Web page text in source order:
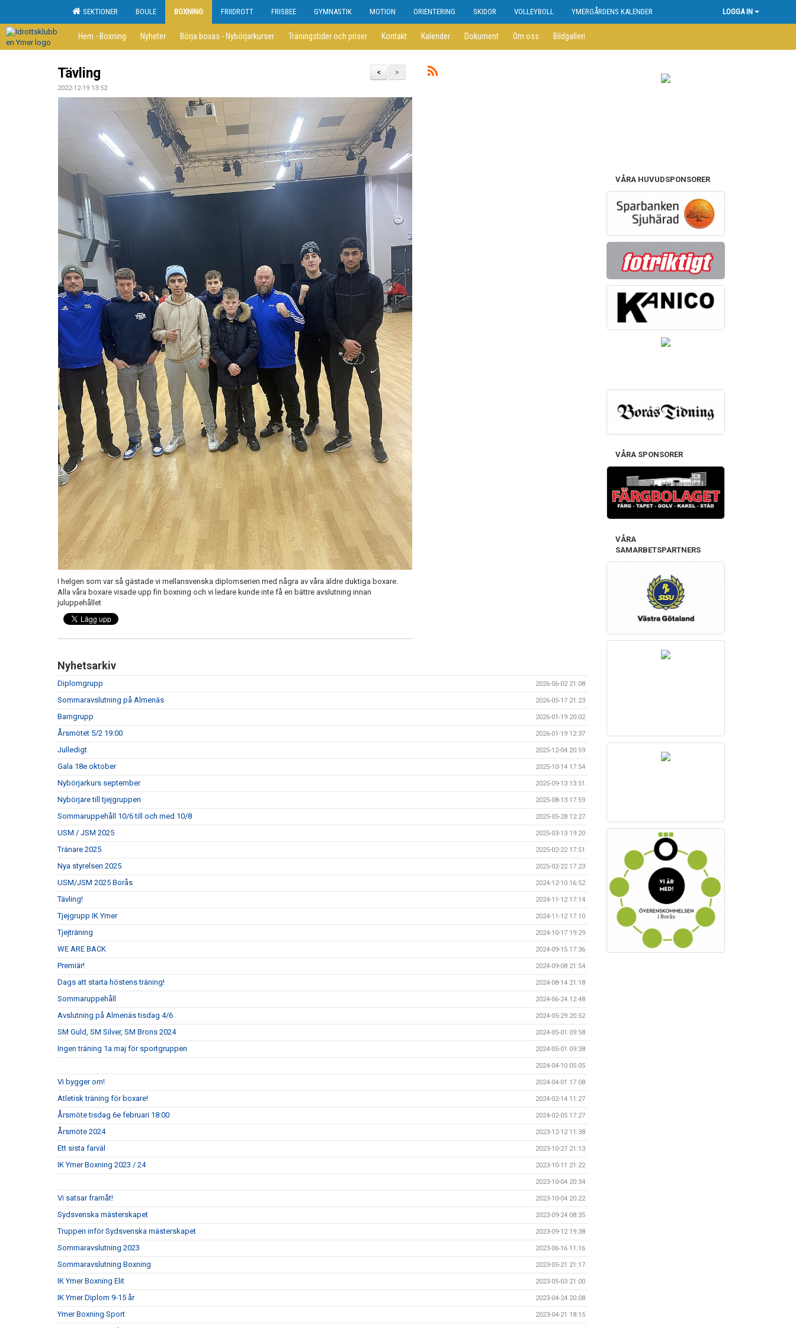
SEKTIONER BOULE BOXNING FRIIDROTT FRISBEE GYMNASTIK MOTION ORIENTERING SKIDOR VOLLEYBOLL YMERGÅRDENS KALENDER LOGGA IN
Hem - Boxning Nyheter Börja boxas - Nybörjarkurser Träningstider och priser Kontakt Kalender Dokument Om oss Bildgalleri
>
<
Tävling
2022-12-19 13:52
I helgen som var så gästade vi mellansvenska diplomserien med några av våra äldre duktiga boxare.
Alla våra boxare visade upp fin boxning och vi ledare kunde inte få en bättre avslutning innan
juluppehållet
Nyhetsarkiv
Diplomgrupp 2026-06-02 21:08
Sommaravslutning på Almenäs 2026-05-17 21:23
Barngrupp 2026-01-19 20:02
Årsmötet 5/2 19:00 2026-01-19 12:37
Julledigt 2025-12-04 20:59
Gala 18e oktober 2025-10-14 17:54
Nybörjarkurs september 2025-09-13 13:51
Nybörjare till tjejgruppen 2025-08-13 17:59
Sommaruppehåll 10/6 till och med 10/8 2025-05-28 12:27
USM / JSM 2025 2025-03-13 19:20
Tränare 2025 2025-02-22 17:51
Nya styrelsen 2025 2025-02-22 17:23
USM/JSM 2025 Borås 2024-12-10 16:52
Tävling! 2024-11-12 17:14
Tjejgrupp IK Ymer 2024-11-12 17:10
Tjejträning 2024-10-17 19:29
WE ARE BACK 2024-09-15 17:36
Premiär! 2024-09-08 21:54
Dags att starta höstens träning! 2024-08-14 21:18
Sommaruppehåll 2024-06-24 12:48
Avslutning på Almenäs tisdag 4/6 2024-05-29 20:52
SM Guld, SM Silver, SM Brons 2024 2024-05-01 09:58
Ingen träning 1a maj för sportgruppen 2024-05-01 09:38
2024-04-10 05:05
Vi bygger om! 2024-04-01 17:08
Atletisk träning för boxare! 2024-02-14 11:27
Årsmöte tisdag 6e februari 18:00 2024-02-05 17:27
Årsmöte 2024 2023-12-12 11:38
Ett sista farväl 2023-10-27 21:13
IK Ymer Boxning 2023 / 24 2023-10-11 21:22
2023-10-04 20:34
Vi satsar framåt! 2023-10-04 20:22
Sydsvenska mästerskapet 2023-09-24 08:35
Truppen inför Sydsvenska mästerskapet 2023-09-12 19:38
Sommaravslutning 2023 2023-06-16 11:16
Sommaravslutning Boxning 2023-05-21 21:17
IK Ymer Boxning Elit 2023-05-03 21:00
IK Ymer Diplom 9-15 år 2023-04-24 20:08
Ymer Boxning Sport 2023-04-21 18:15
VÅRA HUVUDSPONSORER
VÅRA SPONSORER
VÅRA
SAMARBETSPARTNERS